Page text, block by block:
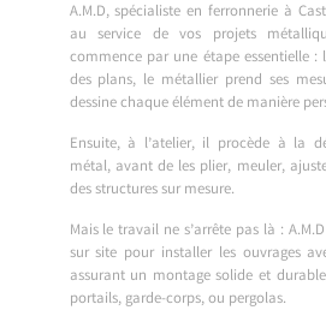
A.M.D, spécialiste en ferronnerie à
au service de vos projets
commence par une étape essentielle
des plans, le métallier prend ses
dessine chaque élément de manière
Ensuite, à l’atelier, il procède à la
métal, avant de les plier, meuler,
des structures sur mesure.
Mais le travail ne s’arrête pas là :
sur site pour installer les ouvrages
assurant un montage solide et
portails, garde-corps, ou pergolas.